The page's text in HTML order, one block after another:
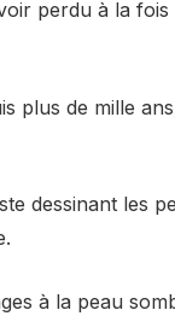
perdu à la
plus de mille
dessinant les
à la peau